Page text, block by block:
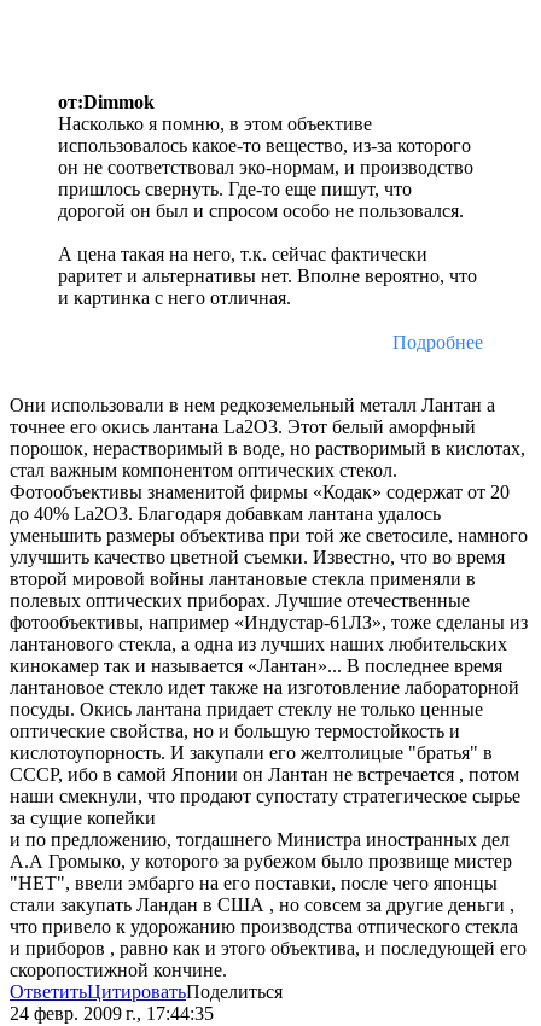
от:Dimmok
Насколько я помню, в этом объективе
использовалось какое-то вещество, из-за которого
он не соответствовал эко-нормам, и производство
пришлось свернуть. Где-то еще пишут, что
дорогой он был и спросом особо не пользовался.
А цена такая на него, т.к. сейчас фактически
раритет и альтернативы нет. Вполне вероятно, что
и картинка с него отличная.
Подробнее
Они использовали в нем редкоземельный металл Лантан а
точнее его окись лантана La2O3. Этот белый аморфный
порошок, нерастворимый в воде, но растворимый в кислотах,
стал важным компонентом оптических стекол.
Фотообъективы знаменитой фирмы «Кодак» содержат от 20
до 40% La2O3. Благодаря добавкам лантана удалось
уменьшить размеры объектива при той же светосиле, намного
улучшить качество цветной съемки. Известно, что во время
второй мировой войны лантановые стекла применяли в
полевых оптических приборах. Лучшие отечественные
фотообъективы, например «Индустар-61ЛЗ», тоже сделаны из
лантанового стекла, а одна из лучших наших любительских
кинокамер так и называется «Лантан»... В последнее время
лантановое стекло идет также на изготовление лабораторной
посуды. Окись лантана придает стеклу не только ценные
оптические свойства, но и большую термостойкость и
кислотоупорность. И закупали его желтолицые "братья" в
СССР, ибо в самой Японии он Лантан не встречается , потом
наши смекнули, что продают супостату стратегическое сырье
за сущие копейки
и по предложению, тогдашнего Министра иностранных дел
А.А Громыко, у которого за рубежом было прозвище мистер
"НЕТ", ввели эмбарго на его поставки, после чего японцы
стали закупать Ландан в США , но совсем за другие деньги ,
что привело к удорожанию производства отпического стекла
и приборов , равно как и этого объектива, и последующей его
скоропостижной кончине.
ОтветитьЦитироватьПоделиться
24 февр. 2009 г., 17:44:35